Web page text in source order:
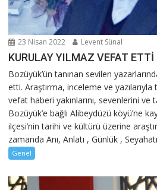
23 Nisan 2022 Levent Sünal
KURULAY YILMAZ VEFAT ETTİ
Bozüyük’ün tanınan sevilen
etti. Araştırma, inceleme ve yazılarıyla
vefat haberi yakınlarını, sevenlerini ve
Bozüyük’e bağlı Alibeydüzü köyü’ne
ilçesi’nin tarihi ve kültürü üzerine
zamanda Anı, Anlatı , Günlük ,
Genel